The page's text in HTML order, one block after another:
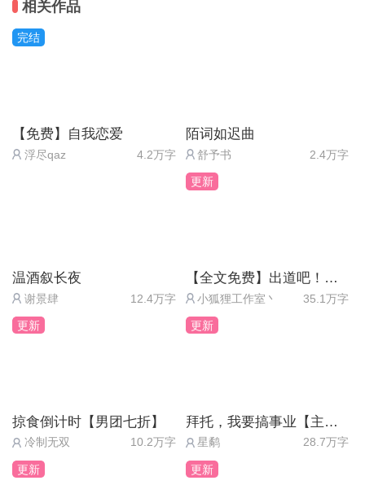
以前遇到这种事，弱小的我，只能选择独自忍受。
没有一个人可以倾诉。
好想哭。
玩具，成了我最忠实的伙伴。
所谓的“自动屏蔽”只不过是不想面对现实罢了。
作为被伤害者，我十分能体会到林雀的心情。
无助、无依、无靠。
网络，是一个很好的存在。
告诉任何人。这个社会的弱势群体需要的不是同情和
怜悯，不是几句温柔的话语，而是需要真心实意的帮
国在治理校园暴力、社会暴力的方面能够更加完善，
有些东西只靠道德约束是不可行的。只靠网络三分钟
小的时候就已经受到了这种伤害，甚至产生了心理阴
影，从而影响到自己的一生：不敢表达自己的意见
致更加严重的后果。在这种不敢发声的情况下，我们
又能做些什么呢？当我们是施暴者，是受害者，甚至
是旁观者，我们又能改变什么呢？有的人害怕受到波
行为会不会落在你的身上，到那个时候会不会有人来
于这种情况下你却可以熟视无睹“与我何干”呢?因为你
行为继续下去?是旁观者的冷漠。你的无所作为，就
相当于从犯，你在帮助那些施暴者继续这种行为！！
所以请醒醒吧，阻止这种行为，它们从不应该存在。
相关作品
完结
【免费】自我恋爱
浮尽qaz 4.2万字
陌词如迟曲
舒予书 2.4万字
温酒叙长夜
谢景肆 12.4万字
更新
【全文免费】出道吧！超级偶像2（送月卡）
小狐狸工作室丶 35.1万字
更新
掠食倒计时【男团七折】
冷制无双 10.2万字
更新
拜托，我要搞事业【主线免费】
星鹬 28.7万字
更新 更新